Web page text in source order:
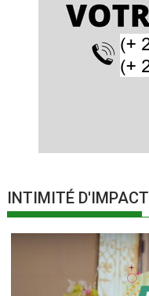
INTIMITÉ D'IMPACT